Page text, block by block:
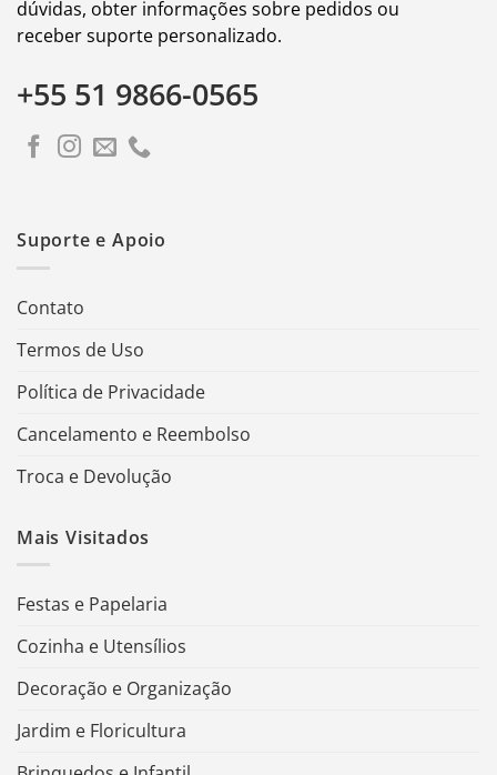
dúvidas, obter informações sobre pedidos ou
receber suporte personalizado.
+55 51 9866-0565
Suporte e Apoio
Contato
Termos de Uso
Política de Privacidade
Cancelamento e Reembolso
Troca e Devolução
Mais Visitados
Festas e Papelaria
Cozinha e Utensílios
Decoração e Organização
Jardim e Floricultura